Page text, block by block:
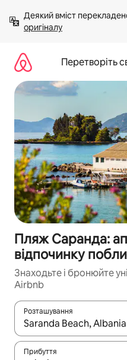
вмісту
Деякий вміст
оригіналу
Перетворіть
Пляж Саранда:
відпочинку
Знаходьте і бронюйте
Airbnb
Розташування
Отримавши результати
Прибуття